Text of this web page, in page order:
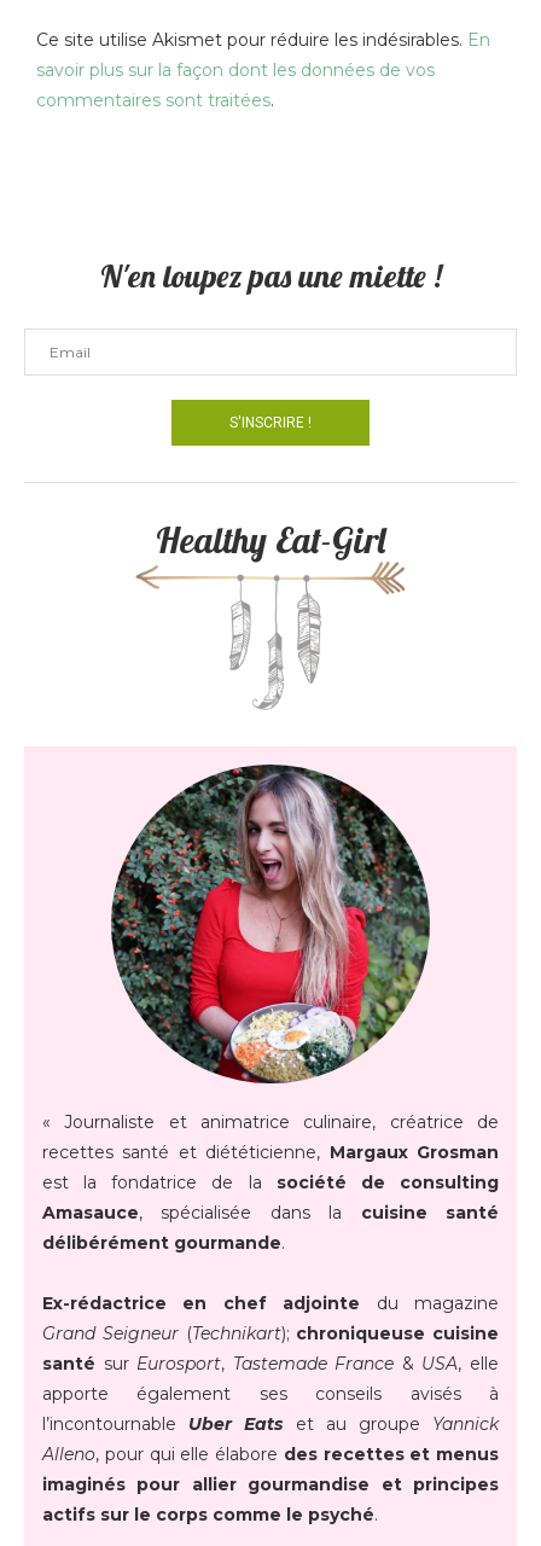
Ce site utilise Akismet pour réduire les indésirables. En
savoir plus sur la façon dont les données de vos
commentaires sont traitées.
N'en loupez pas une miette !
Healthy Eat-Girl
« Journaliste et animatrice culinaire, créatrice de
recettes santé et diététicienne, Margaux Grosman
est la fondatrice de la société de consulting
Amasauce, spécialisée dans la cuisine santé
délibérément gourmande.
Ex-rédactrice en chef adjointe du magazine
Grand Seigneur(Technikart); chroniqueuse cuisine
santé sur Eurosport, Tastemade France & USA, elle
apporte également ses conseils avisés à
l’incontournable Uber Eats et au groupe Yannick
Alleno, pour qui elle élabore des recettes et menus
imaginés pour allier gourmandise et principes
actifs sur le corps comme le psyché.